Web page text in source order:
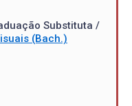
Substituta /
(Bach.)